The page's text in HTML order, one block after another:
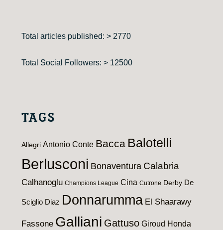
Total articles published: > 2770
Total Social Followers: > 12500
TAGS
Allegri Antonio Conte Bacca Balotelli
Berlusconi Bonaventura Calabria
Calhanoglu Champions League Cina Cutrone Derby De
Sciglio Diaz Donnarumma El Shaarawy
Fassone Galliani Gattuso Giroud Honda